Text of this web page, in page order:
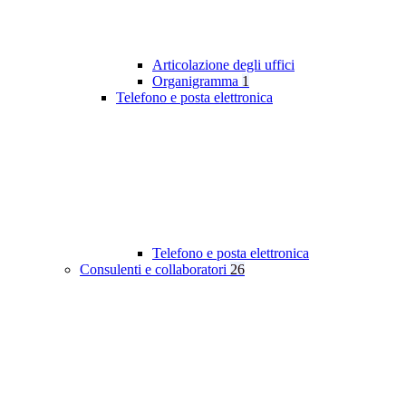
Articolazione degli uffici
Organigramma 1
Telefono e posta elettronica
Telefono e posta elettronica
Consulenti e collaboratori 26